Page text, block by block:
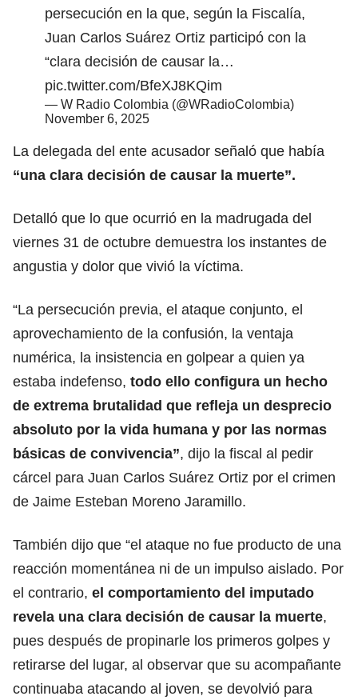
persecución en la que, según la Fiscalía,
Juan Carlos Suárez Ortiz participó con la
“clara decisión de causar la…
pic.twitter.com/BfeXJ8KQim
— W Radio Colombia (@WRadioColombia)
November 6, 2025
La delegada del ente acusador señaló que había
“una clara decisión de causar la muerte”.
Detalló que lo que ocurrió en la madrugada del
viernes 31 de octubre demuestra los instantes de
angustia y dolor que vivió la víctima.
“La persecución previa, el ataque conjunto, el
aprovechamiento de la confusión, la ventaja
numérica, la insistencia en golpear a quien ya
estaba indefenso, todo ello configura un hecho
de extrema brutalidad que refleja un desprecio
absoluto por la vida humana y por las normas
básicas de convivencia”, dijo la fiscal al pedir
cárcel para Juan Carlos Suárez Ortiz por el crimen
de Jaime Esteban Moreno Jaramillo.
También dijo que “el ataque no fue producto de una
reacción momentánea ni de un impulso aislado. Por
el contrario, el comportamiento del imputado
revela una clara decisión de causar la muerte,
pues después de propinarle los primeros golpes y
retirarse del lugar, al observar que su acompañante
continuaba atacando al joven, se devolvió para